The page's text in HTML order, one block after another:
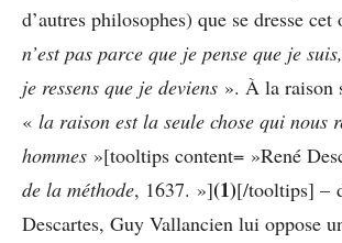
d’autres philosophes) que se dresse cet
n’est pas parce que je pense que je
je ressens que je deviens ». À la raison
« la raison est la seule chose qui nous
hommes »[tooltips content= »René
de la méthode, 1637. »](1)[/tooltips] –
Descartes, Guy Vallancien lui oppose